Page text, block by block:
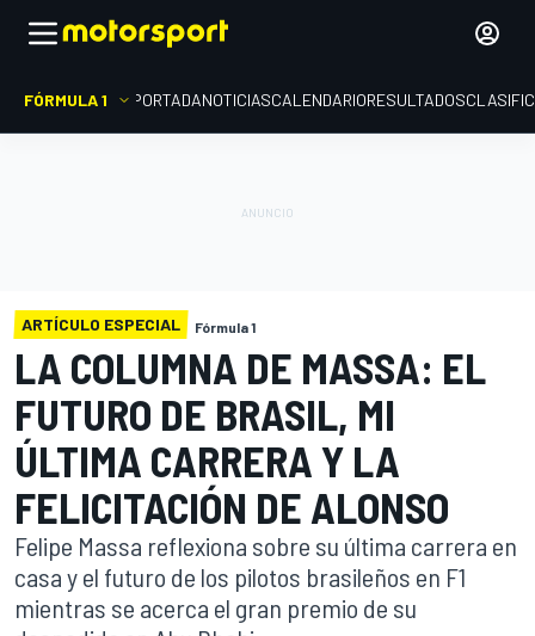
FÓRMULA 1 PORTADANOTICIASCALENDARIORESULTADOS
ARTÍCULO ESPECIAL Fórmula 1
LA COLUMNA DE MASSA: EL
FUTURO DE BRASIL, MI
ÚLTIMA CARRERA Y LA
FELICITACIÓN DE ALONSO
Felipe Massa reflexiona sobre su última carrera en
casa y el futuro de los pilotos brasileños en F1
mientras se acerca el gran premio de su